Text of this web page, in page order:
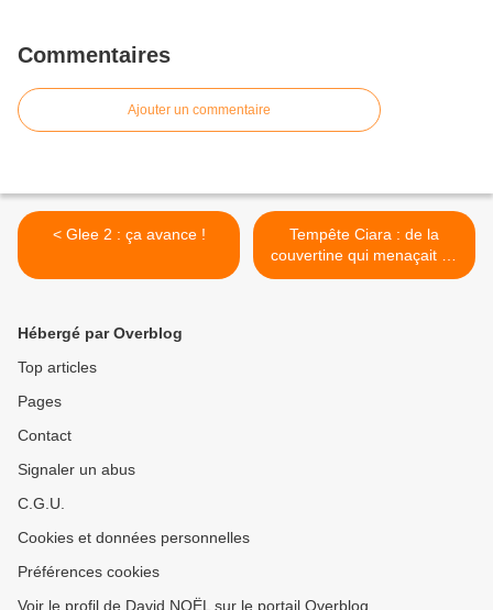
Commentaires
Ajouter un commentaire
< Glee 2 : ça avance !
Tempête Ciara : de la
couvertine qui menaçait de
s'envoler ôtée du toit du
Hébergé par Overblog
Top articles
Pages
Contact
Signaler un abus
C.G.U.
Cookies et données personnelles
Préférences cookies
Voir le profil de David NOËL sur le portail Overblog